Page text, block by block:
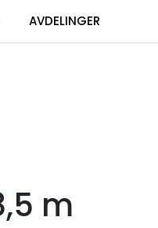
AVDELINGER
m